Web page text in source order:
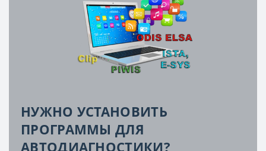
НУЖНО УСТАНОВИТЬ
ПРОГРАММЫ ДЛЯ
АВТОДИАГНОСТИКИ?